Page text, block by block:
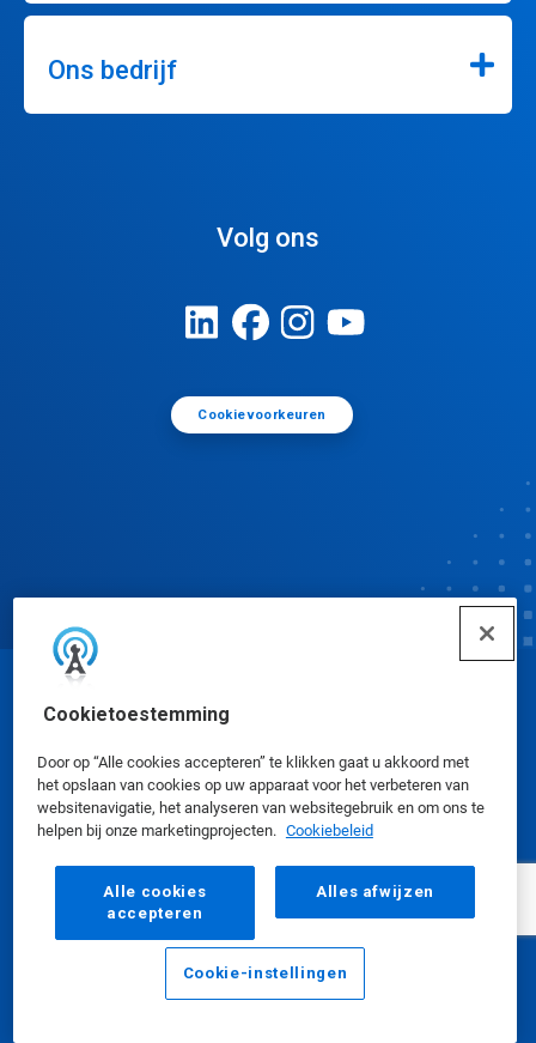
Cookietoestemming
Door op “Alle cookies accepteren” te klikken gaat u akkoord met
het opslaan van cookies op uw apparaat voor het verbeteren van
websitenavigatie, het analyseren van websitegebruik en om ons te
helpen bij onze marketingprojecten. Cookiebeleid
Alle cookies
accepteren
Alles afwijzen
Cookie-instellingen
Ons bedrijf
Volg ons
Cookievoorkeuren
E-mailadres
© Ecolab Inc. 2025
Veiligheidsinformatiebladen| Privacybeleid|
Gebruiksvoorwaarden